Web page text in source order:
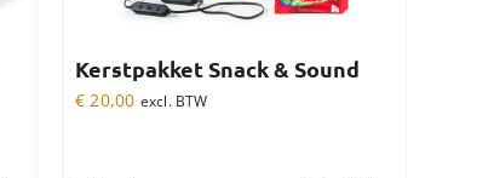
Kerstpakket Snack & Sound
€ 20,00 excl. BTW